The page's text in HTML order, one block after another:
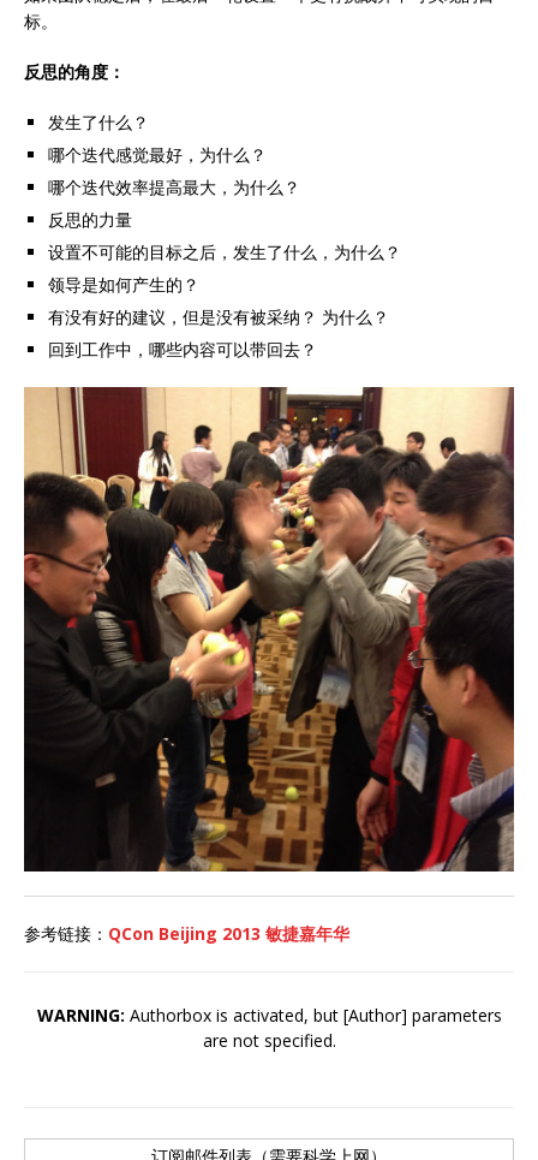
标。
反思的角度：
发生了什么？
哪个迭代感觉最好，为什么？
哪个迭代效率提高最大，为什么？
反思的力量
设置不可能的目标之后，发生了什么，为什么？
领导是如何产生的？
有没有好的建议，但是没有被采纳？ 为什么？
回到工作中，哪些内容可以带回去？
参考链接： QCon Beijing 2013 敏捷嘉年华
WARNING: Authorbox is activated, but [Author] parameters
are not specified.